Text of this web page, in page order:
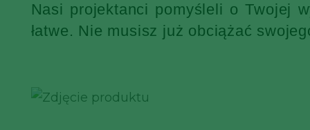
Nasi projektanci pomyśleli o Twojej
łatwe. Nie musisz już obciążać